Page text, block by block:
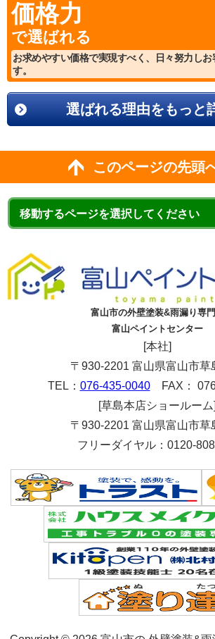
価格力
で選ばれる
お求めやすい価格で実現すべく、日々努力し
す。
選ばれる理由をもっと
このページの先頭
富山市の外壁塗装&雨漏り専
富山ペイントセンター
[本社]
〒930-2201 富山県富山市草
TEL： 076-435-0040FAX：
[草島本店ショールーム]
〒930-2201 富山県富山市草
フリーダイヤル：0120-